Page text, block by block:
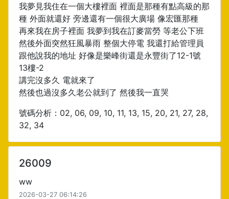
我夢見我住在一個大樓裡面 裡面是那種有點高級的那
種 外面就還好 旁邊還有一個很大廣場 像宏匯那種
再來我在房子裡面 我夢到我在訂麥當勞 等老公下班
然後外面突然狂風暴雨 整個大停電 我還打給管理員
跟他說我的地址 好像是樂峰街還是永豐街了12-1號
13樓-2
講完沒多久 電就來了
然後也過沒多久老公就到了 然後我一直哭
號碼分析：02, 06, 09, 10, 11, 13, 15, 20, 21, 27, 28,
32, 34
26009
ww
2026-03-27 06:14:26